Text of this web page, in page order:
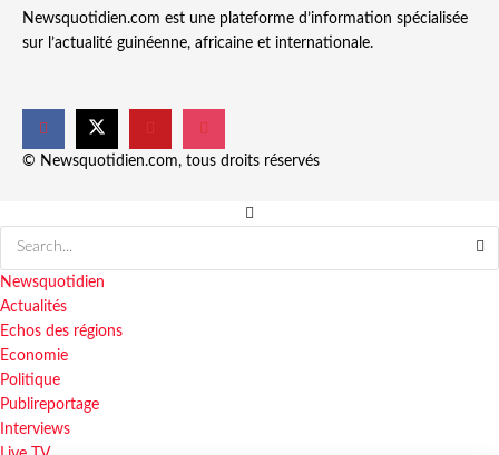
Newsquotidien.com est une plateforme d’information spécialisée
sur l’actualité guinéenne, africaine et internationale.
© Newsquotidien.com, tous droits réservés
Newsquotidien
Actualités
Echos des régions
Economie
Politique
Publireportage
Interviews